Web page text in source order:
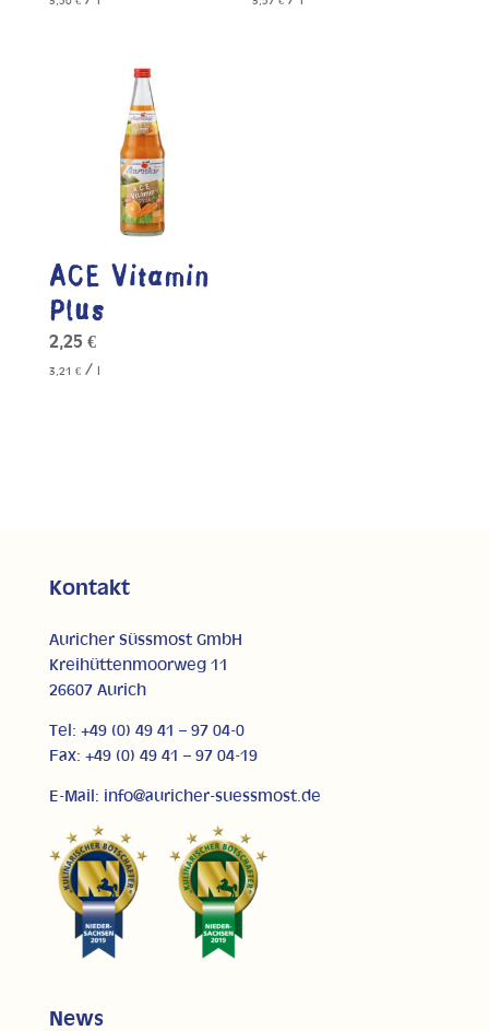
ACE Vitamin
Plus
2,25 €
3,21 €/
Kontakt
Auricher Süssmost GmbH
Kreihüttenmoorweg 11
26607 Aurich
Tel: +49 (0) 49 41 – 97 04-0
Fax: +49 (0) 49 41 – 97 04-19
E-Mail: info@auricher-suessmost.de
News